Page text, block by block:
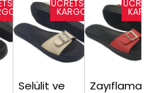
Selülit ve
Zayıflama